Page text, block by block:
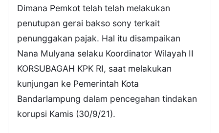
Dimana Pemkot telah telah melakukan
penutupan gerai bakso sony terkait
penunggakan pajak. Hal itu disampaikan
Nana Mulyana selaku Koordinator Wilayah II
KORSUBAGAH KPK RI, saat melakukan
kunjungan ke Pemerintah Kota
Bandarlampung dalam pencegahan tindakan
korupsi Kamis (30/9/21).